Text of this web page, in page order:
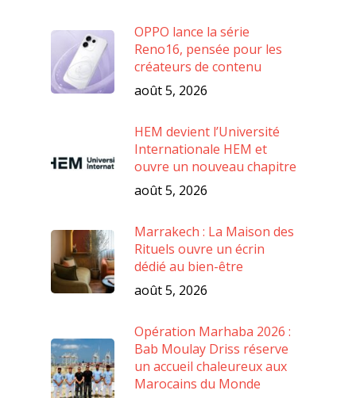
OPPO lance la série
Reno16, pensée pour les
créateurs de contenu
août 5, 2026
HEM devient l’Université
Internationale HEM et
ouvre un nouveau chapitre
août 5, 2026
Marrakech : La Maison des
Rituels ouvre un écrin
dédié au bien-être
août 5, 2026
Opération Marhaba 2026 :
Bab Moulay Driss réserve
un accueil chaleureux aux
Marocains du Monde